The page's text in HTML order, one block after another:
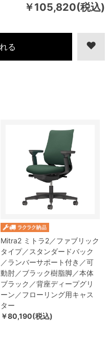
￥105,820(税込)
Mitra2 ミトラ2／ファブリック
タイプ／スタンダードバック
／ランバーサポート付き／可
動肘／ブラック樹脂脚／本体
ブラック／背座ディープグリ
ーン／フローリング用キャス
ター
￥80,190(税込)